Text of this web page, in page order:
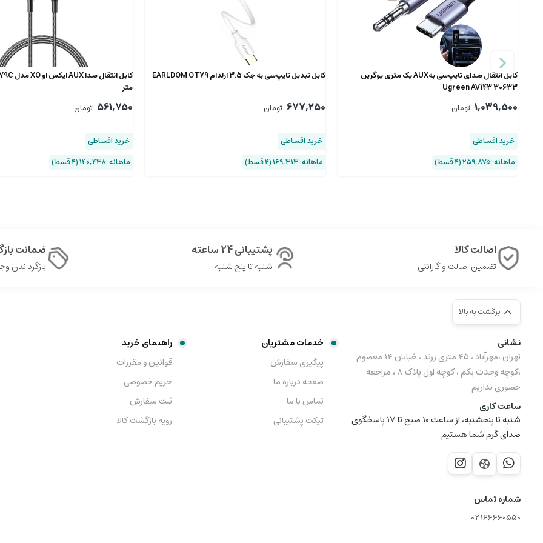
کابل انتقال صدای تایپ‌سی بهAUX یک متری یوگرین
Ugreen AV143 30633
1,039,500 تومان
خرید اقساطی
ماهانه: 259,875 (۴ قسط)
کابل تبدیل تایپ‌سی به جک 3.5 ارلدام EARLDOM OT79
677,250 تومان
خرید اقساطی
ماهانه: 169,313 (۴ قسط)
متر
561,750 تومان
خرید اقساطی
ماهانه: 140,438 (۴ قسط)
اصالت کالا
تضمین اصالت و گارانتی
پشتیبانی 24 ساعته
شنبه تا پنج شنبه
ضمانت
بازگرداندن وجه
برگشت به بالا
نشانی
تهران ،مهرآباد ، ۴۵ متری زرند ، خبابان ۱۴ معصوم
،کوچه وحدت یکم ، کوچه اول پلاک ۸ ، مراجعه
حضوری نداریم
ساعت کاری
شنبه تا پنجشنبه، از ساعت 10 صبح تا 17 پاسخگوی
صدای گرم شما هستیم
شماره تماس
02166660550
خدمات مشتریان
پیگیری سفارش
صفحه درباره ما
تماس با ما
تیکت پشتیبانی
راهنمای خرید
قوانین و مقررات
حریم خصوصی
ثبت سفارش
رویه بازگشت کالا